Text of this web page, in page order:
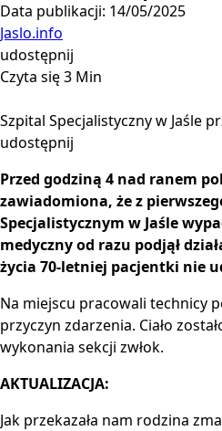
Data publikacji: 14/05/2025
Jaslo.info
udostępnij
Czyta się 3 Min
Szpital Specjalistyczny w Jaśle
udostępnij
Przed godziną 4 nad ranem
zawiadomiona, że z
Specjalistycznym w Jaśle
medyczny od razu podjął
życia 70-letniej pacjentki nie
Na miejscu pracowali technicy
przyczyn zdarzenia. Ciało
wykonania sekcji zwłok.
AKTUALIZACJA:
Jak przekazała nam rodzina